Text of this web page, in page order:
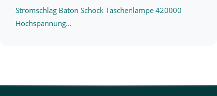
Stromschlag Baton Schock Taschenlampe 420000
Hochspannung...